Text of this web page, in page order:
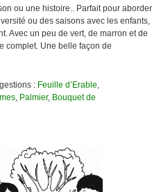
ou une histoire.. Parfait pour aborder
ou des saisons avec les enfants,
Avec un peu de vert, de marron et de
complet. Une belle façon de
: Feuille d’Erable,
, Palmier, Bouquet de